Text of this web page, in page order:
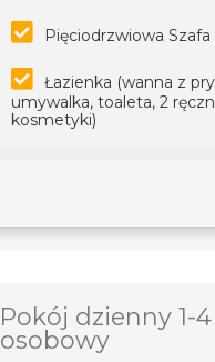
Pięciodrzwiowa Szafa
Łazienka (wanna z
umywalka, toaleta, 2
kosmetyki)
Pokój dzienny 1-4
osobowy